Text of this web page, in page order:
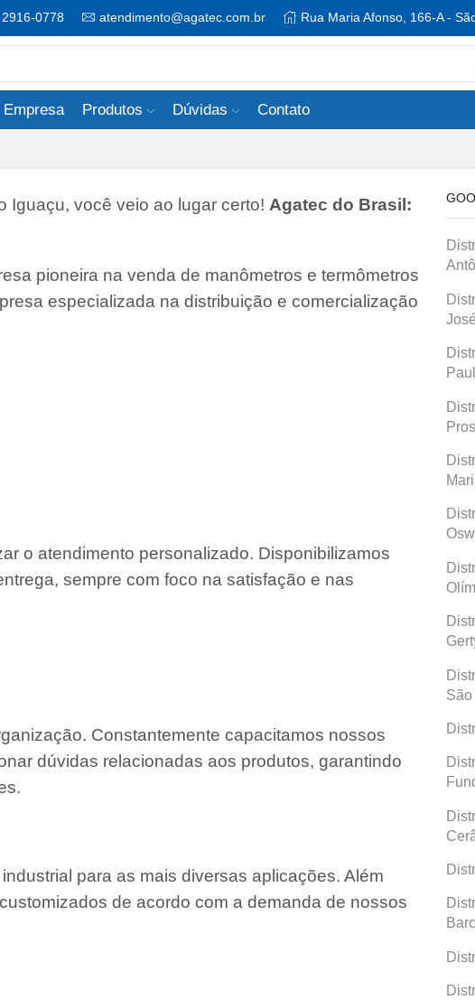
0778 atendimento@agatec.com.br Rua Maria Afonso, 166-A -
input
Empresa Produtos Dúvidas Contato
Iguaçu, você veio ao lugar certo! Agatec do Brasil:
pioneira na venda de manômetros e termômetros
especializada na distribuição e comercialização
o atendimento personalizado. Disponibilizamos
sempre com foco na satisfação e nas
Constantemente capacitamos nossos
dúvidas relacionadas aos produtos, garantindo
para as mais diversas aplicações. Além
de acordo com a demanda de nossos
José